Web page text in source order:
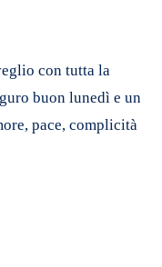
con tutta la
buon lunedì e un
pace, complicità